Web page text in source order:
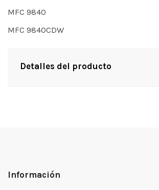
MFC 9840
MFC 9840CDW
Detalles del producto
Información